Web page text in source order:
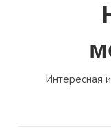
Интересная